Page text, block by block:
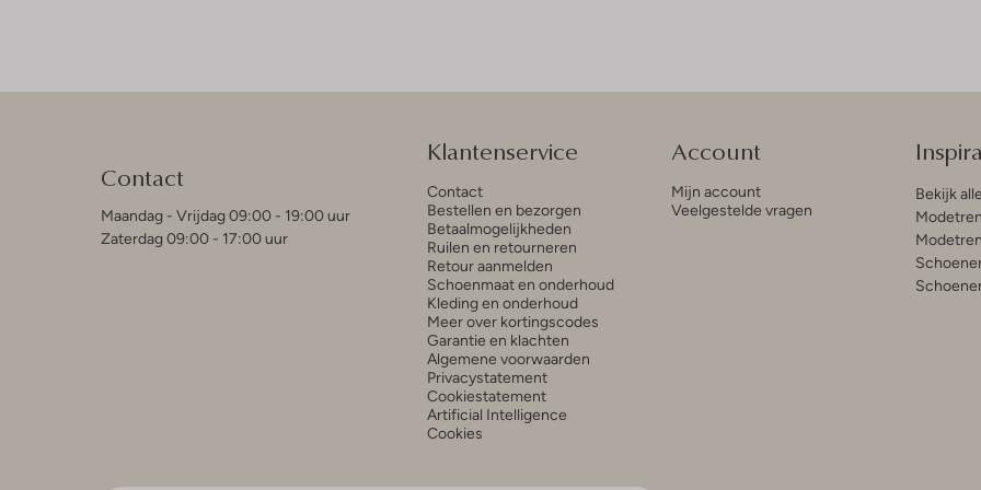
Contact
Maandag - Vrijdag 09:00 - 19:00 uur
Zaterdag 09:00 - 17:00 uur
Klantenservice
Contact
Bestellen en bezorgen
Betaalmogelijkheden
Ruilen en retourneren
Retour aanmelden
Schoenmaat en onderhoud
Kleding en onderhoud
Meer over kortingscodes
Garantie en klachten
Algemene voorwaarden
Privacystatement
Cookiestatement
Artificial Intelligence
Cookies
Account
Mijn account
Veelgestelde vragen
Bekijk